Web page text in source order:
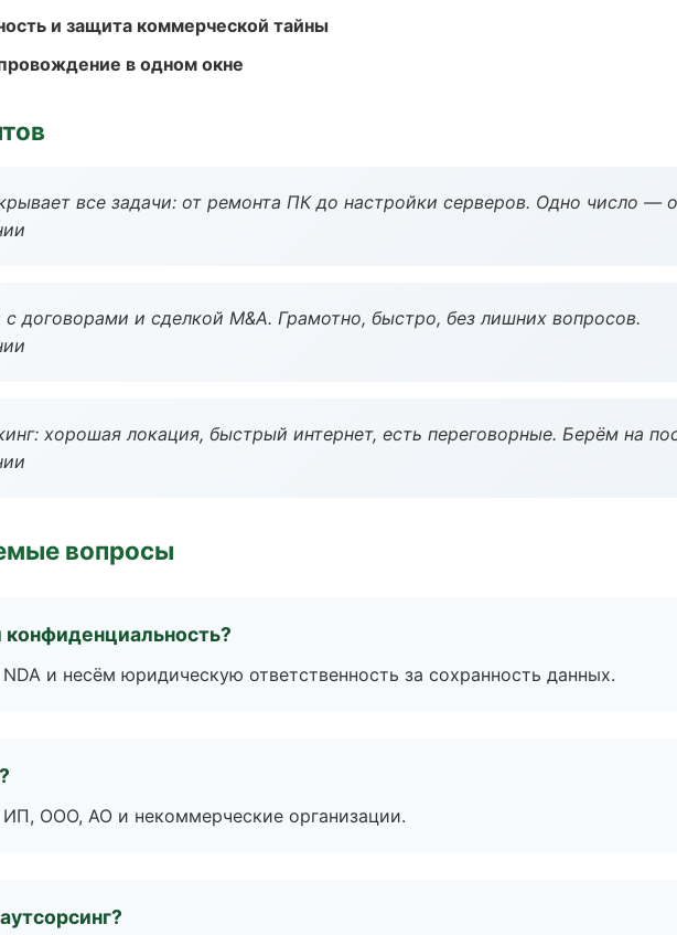
и защита коммерческой тайны
в одном окне
все задачи: от ремонта ПК до настройки серверов. Одно число —
договорами и сделкой M&A. Грамотно, быстро, без лишних вопросов.
хорошая локация, быстрый интернет, есть переговорные. Берём на
вопросы
конфиденциальность?
и несём юридическую ответственность за сохранность данных.
ООО, АО и некоммерческие организации.